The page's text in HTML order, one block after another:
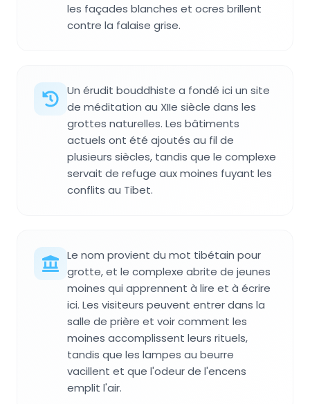
les façades blanches et ocres brillent
contre la falaise grise.
Un érudit bouddhiste a fondé ici un site
de méditation au XIIe siècle dans les
grottes naturelles. Les bâtiments
actuels ont été ajoutés au fil de
plusieurs siècles, tandis que le complexe
servait de refuge aux moines fuyant les
conflits au Tibet.
Le nom provient du mot tibétain pour
grotte, et le complexe abrite de jeunes
moines qui apprennent à lire et à écrire
ici. Les visiteurs peuvent entrer dans la
salle de prière et voir comment les
moines accomplissent leurs rituels,
tandis que les lampes au beurre
vacillent et que l'odeur de l'encens
emplit l'air.